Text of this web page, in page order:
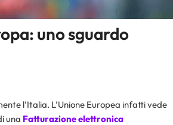
uno sguardo
l’Italia. L’Unione Europea infatti vede
una Fatturazione elettronica